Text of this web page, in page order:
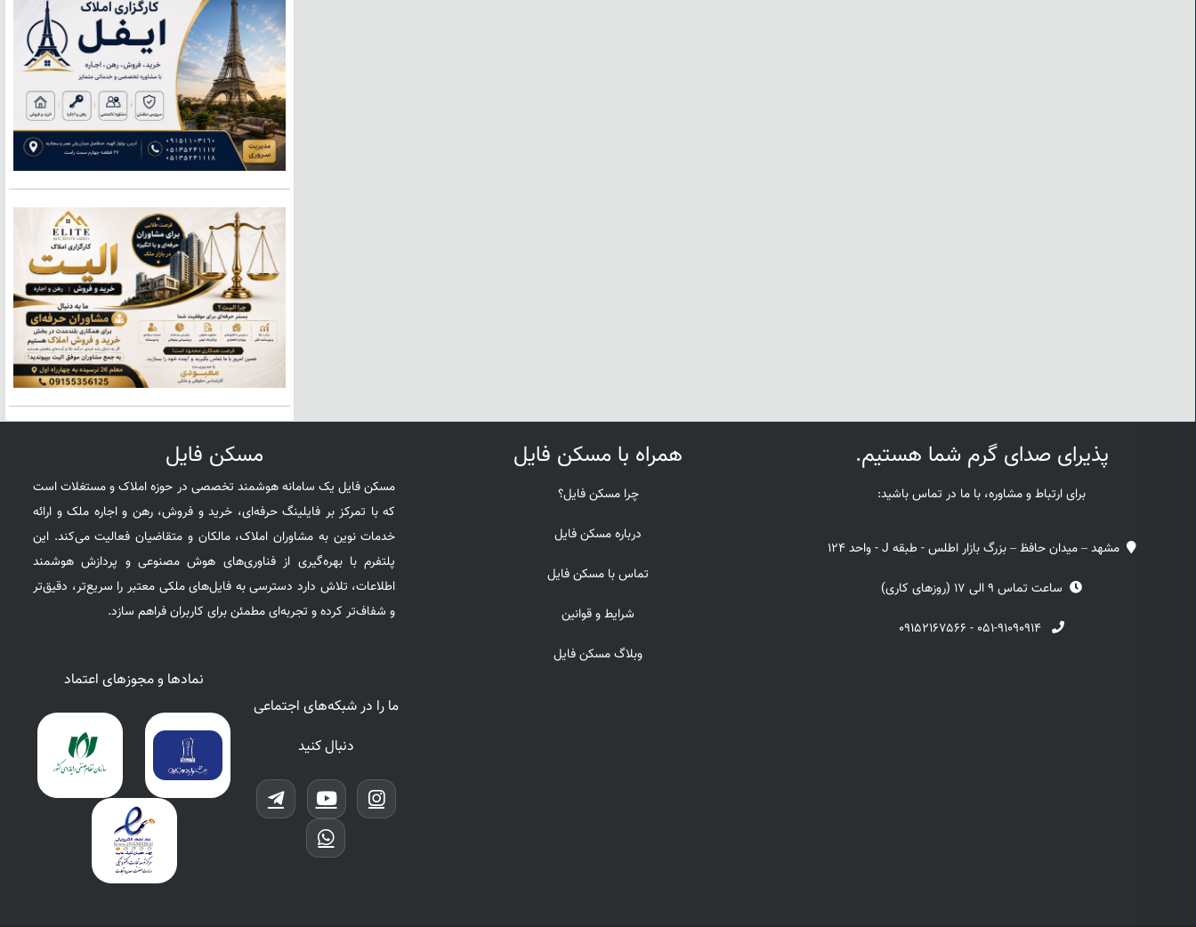
پذیرای صدای گرم شما هستیم.
برای ارتباط و مشاوره، با ما در تماس باشید:
مشهد – میدان حافظ – بزرگ بازار اطلس - طبقه J - واحد 124
ساعت تماس 9 الی 17 (روزهای کاری)
۰۵۱-۹۱۰۹۰۹۱۴ - ۰۹۱۵۲۱۶۷۵۶۶
همراه با مسکن فایل
چرا مسکن فایل؟
درباره مسکن فایل
تماس با مسکن فایل
شرایط و قوانین
وبلاگ مسکن فایل
مسکن فایل
مسکن فایل یک سامانه هوشمند تخصصی در حوزه املاک و مستغلات است
که با تمرکز بر فایلینگ حرفه‌ای، خرید و فروش، رهن و اجاره ملک و ارائه
خدمات نوین به مشاوران املاک، مالکان و متقاضیان فعالیت می‌کند. این
پلتفرم با بهره‌گیری از فناوری‌های هوش مصنوعی و پردازش هوشمند
اطلاعات، تلاش دارد دسترسی به فایل‌های ملکی معتبر را سریع‌تر، دقیق‌تر
و شفاف‌تر کرده و تجربه‌ای مطمئن برای کاربران فراهم سازد.
ما را در شبکه‌های اجتماعی
دنبال کنید
نمادها و مجوزهای اعتماد